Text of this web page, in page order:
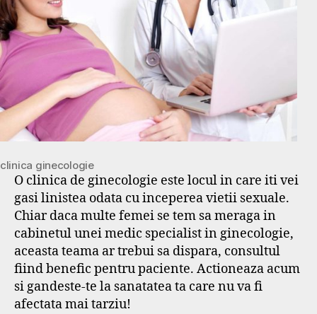
clinica ginecologie
O clinica de ginecologie este locul in care iti vei
gasi linistea odata cu inceperea vietii sexuale.
Chiar daca multe femei se tem sa meraga in
cabinetul unei medic specialist in ginecologie,
aceasta teama ar trebui sa dispara, consultul
fiind benefic pentru paciente. Actioneaza acum
si gandeste-te la sanatatea ta care nu va fi
afectata mai tarziu!